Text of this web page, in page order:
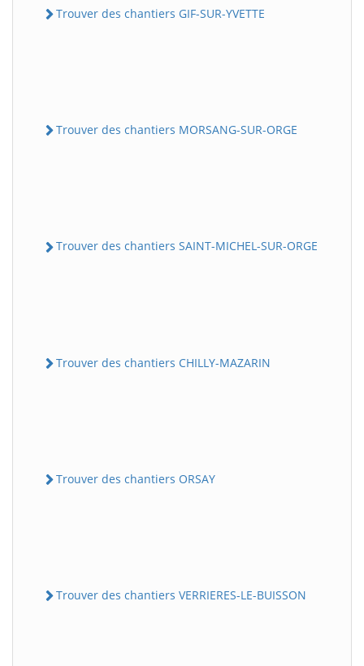
Trouver des chantiers GIF-SUR-YVETTE
Trouver des chantiers MORSANG-SUR-ORGE
Trouver des chantiers SAINT-MICHEL-SUR-ORGE
Trouver des chantiers CHILLY-MAZARIN
Trouver des chantiers ORSAY
Trouver des chantiers VERRIERES-LE-BUISSON